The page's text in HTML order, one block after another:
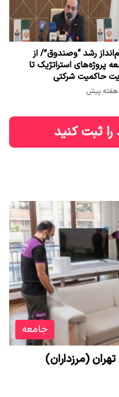
رشد “وصندوق”/ از
پروژه‌های استراتژیک تا
حاکمیت شرکتی
ثبت کنید
جامعه
(مرزداران)